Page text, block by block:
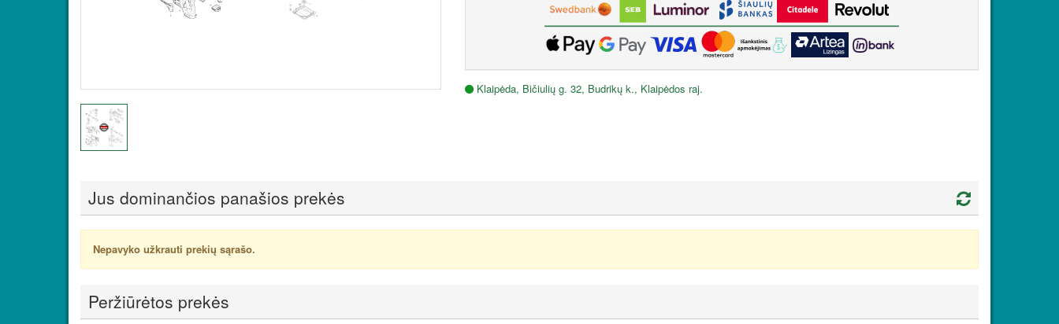
Klaipėda, Bičiulių g. 32, Budrikų k., Klaipėdos raj.
Jus dominančios panašios prekės
Nepavyko užkrauti prekių sąrašo.
Peržiūrėtos prekės